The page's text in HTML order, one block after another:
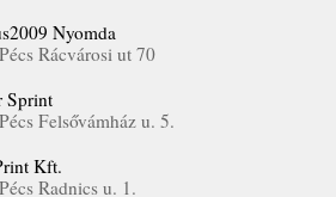
Nyomda
Rácvárosi ut 70
Sprint
Felsővámház u. 5.
Kft.
Radnics u. 1.